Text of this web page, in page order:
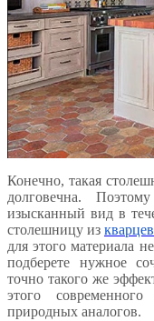
Конечно, такая
долговечна.
изысканный вид в
столешницу из
для этого материала
подберете нужное
точно такого же
этого
природных аналогов.